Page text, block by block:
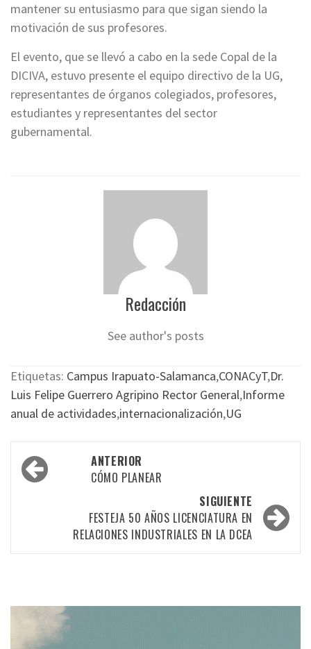
mantener su entusiasmo para que sigan siendo la
motivación de sus profesores.
El evento, que se llevó a cabo en la sede Copal de la
DICIVA, estuvo presente el equipo directivo de la UG,
representantes de órganos colegiados, profesores,
estudiantes y representantes del sector
gubernamental.
Redacción
See author's posts
Etiquetas: Campus Irapuato-Salamanca,CONACyT,Dr.
Luis Felipe Guerrero Agripino Rector General,Informe
anual de actividades,internacionalización,UG
Navegación
por
entradas
ANTERIOR
CÓMO PLANEAR
SIGUIENTE
FESTEJA 50 AÑOS LICENCIATURA EN
RELACIONES INDUSTRIALES EN LA DCEA